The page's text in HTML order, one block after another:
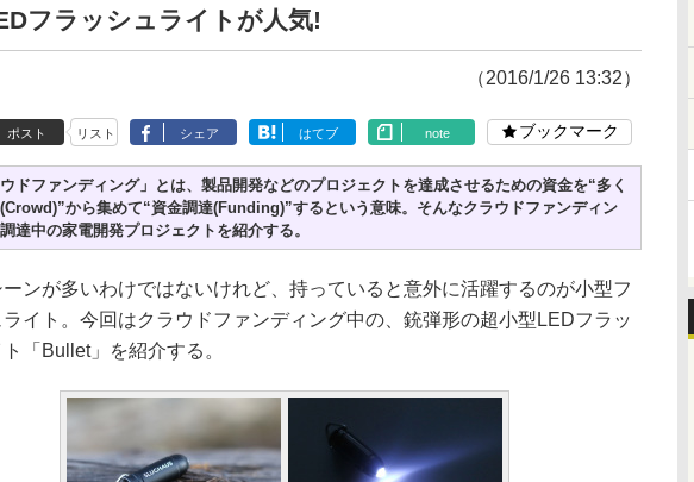
フラッシュライトが人気!
（2016/1/26 13:32）
ポスト リスト シェア はてブ note ブックマーク
ドファンディング」とは、製品開発などのプロジェクトを達成させるための資金を“多く
から集めて“資金調達(Funding)”するという意味。そんなクラウドファンディン
達中の家電開発プロジェクトを紹介する。
ンが多いわけではないけれど、持っていると意外に活躍するのが小型フ
イト。今回はクラウドファンディング中の、銃弾形の超小型LEDフラッ
「Bullet」を紹介する。